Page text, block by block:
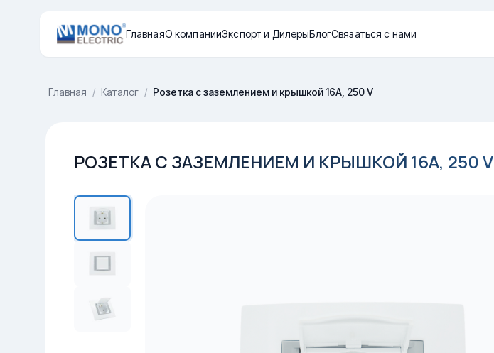
ГлавнаяО компанииЭкспорт и ДилерыБлогСвязаться с нами
Главная / Каталог / Розетка с заземлением и крышкой 16A, 250 V
РОЗЕТКА С ЗАЗЕМЛЕНИЕМ И КРЫШКОЙ 16A, 250 V